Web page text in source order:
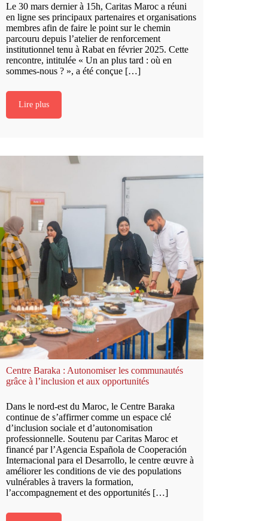
Le 30 mars dernier à 15h, Caritas Maroc a réuni
en ligne ses principaux partenaires et organisations
membres afin de faire le point sur le chemin
parcouru depuis l’atelier de renforcement
institutionnel tenu à Rabat en février 2025. Cette
rencontre, intitulée « Un an plus tard : où en
sommes-nous ? », a été conçue […]
Lire plus
Centre Baraka : Autonomiser les communautés
grâce à l’inclusion et aux opportunités
Dans le nord-est du Maroc, le Centre Baraka
continue de s’affirmer comme un espace clé
d’inclusion sociale et d’autonomisation
professionnelle. Soutenu par Caritas Maroc et
financé par l’Agencia Española de Cooperación
Internacional para el Desarrollo, le centre œuvre à
améliorer les conditions de vie des populations
vulnérables à travers la formation,
l’accompagnement et des opportunités […]